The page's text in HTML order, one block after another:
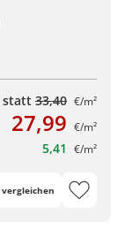
statt 33,40 €/m²
27,99 €/m²
5,41 €/m²
vergleichen